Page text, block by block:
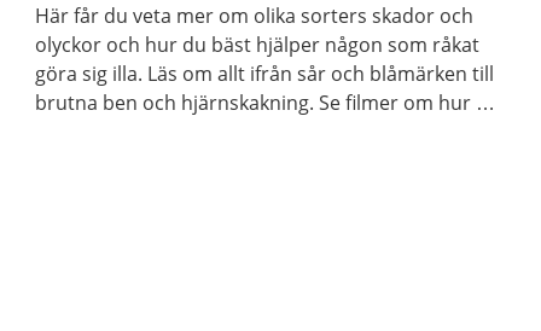
Här får du veta mer om olika sorters skador och
olyckor och hur du bäst hjälper någon som råkat
göra sig illa. Läs om allt ifrån sår och blåmärken till
brutna ben och hjärnskakning. Se filmer om hur du